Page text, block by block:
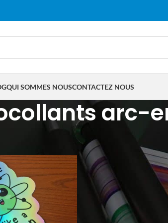
QUI SOMMES NOUSCONTACTEZ NOUS
arc-
“autocollants arc-en-ciel”